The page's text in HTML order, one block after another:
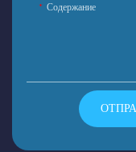
Содержание